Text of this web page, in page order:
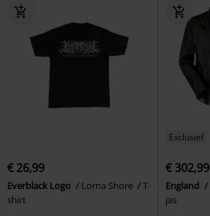
€ 26,99
Everblack Logo Lorna Shore
T-
shirt
Exclusief
€ 302,99
England
jas